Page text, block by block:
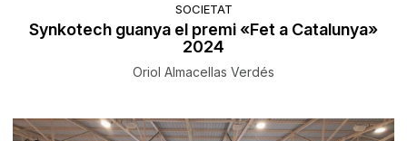
SOCIETAT
Synkotech guanya el premi «Fet a Catalunya»
2024
Oriol Almacellas Verdés